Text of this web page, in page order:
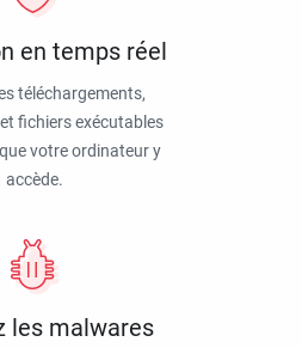
en temps réel
téléchargements,
fichiers exécutables
votre ordinateur y
accède.
les malwares